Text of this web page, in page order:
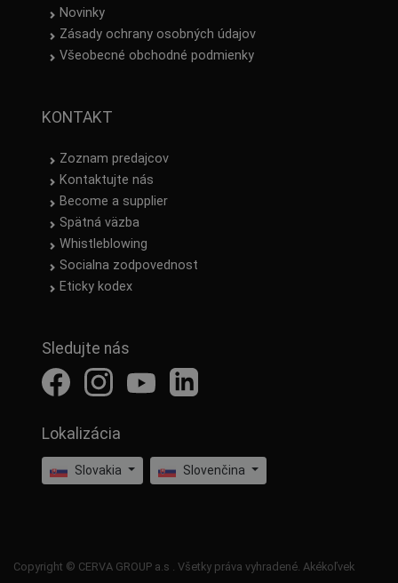
Novinky
Zásady ochrany osobných údajov
Všeobecné obchodné podmienky
KONTAKT
Zoznam predajcov
Kontaktujte nás
Become a supplier
Spätná väzba
Whistleblowing
Socialna zodpovednost
Eticky kodex
Sledujte nás
Lokalizácia
Slovakia Slovenčina
Copyright © CERVA GROUP a.s . Všetky práva vyhradené. Akékoľvek